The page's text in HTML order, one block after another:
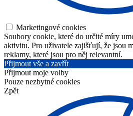
Marketingové cookies
Soubory cookie, které do určité míry
aktivitu. Pro uživatele zajišťují, že jsou
reklamy, které jsou pro něj relevantní.
Přijmout vše a zavřít
Přijmout moje volby
Pouze nezbytné cookies
Zpět